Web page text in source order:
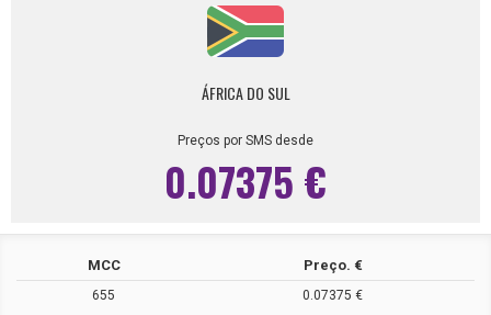
ÁFRICA DO SUL
Preços por SMS desde
0.07375 €
MCC Preço. €
655 0.07375 €